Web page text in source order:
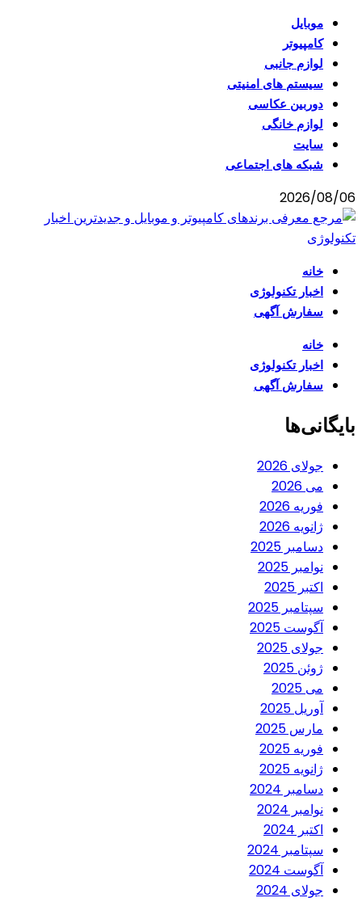
موبایل
کامپیوتر
لوازم جانبی
سیستم های امنیتی
دوربین عکاسی
لوازم خانگی
سایت
شبکه های اجتماعی
2026/08/06
خانه
اخبار تکنولوژی
سفارش آگهی
خانه
اخبار تکنولوژی
سفارش آگهی
بایگانی‌ها
جولای 2026
می 2026
فوریه 2026
ژانویه 2026
دسامبر 2025
نوامبر 2025
اکتبر 2025
سپتامبر 2025
آگوست 2025
جولای 2025
ژوئن 2025
می 2025
آوریل 2025
مارس 2025
فوریه 2025
ژانویه 2025
دسامبر 2024
نوامبر 2024
اکتبر 2024
سپتامبر 2024
آگوست 2024
جولای 2024